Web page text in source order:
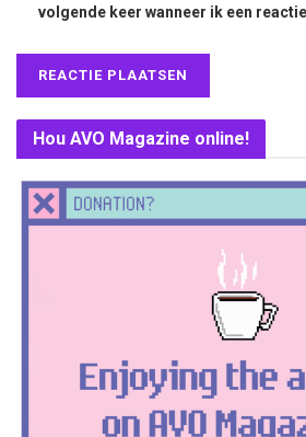
volgende keer wanneer ik een
Hou AVO Magazine online!